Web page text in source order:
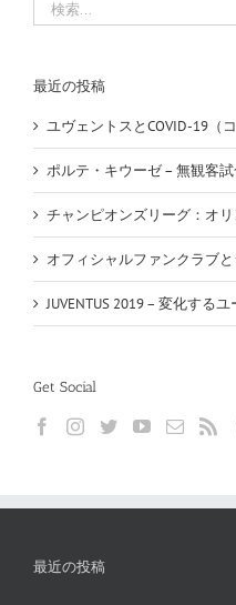
索
最近の投稿
ユヴェントスとCOVID-19（
ポルテ・キウーゼ – 無観客
チャンピオンズリーグ：オ
オフィシャルファンクラブ
JUVENTUS 2019 – 変化するユ
Get Social
最近の投稿